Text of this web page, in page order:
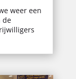
weer een
de